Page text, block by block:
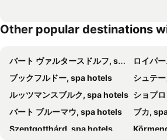
Other popular destinations
バート ヴァルタースドルフ, spa hotels
ロイパースドル
ブックフルドー, spa hotels
シュテ
ルッツマンスブルク, spa hotels ショプ
バート ブルーマウ, spa hotels
ブカ,
Szentgotthárd, spa hotels